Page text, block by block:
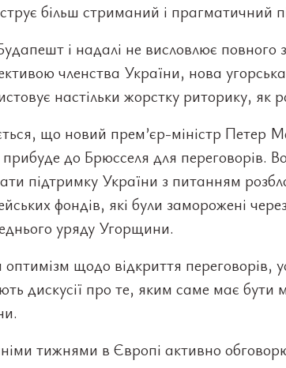
більш стриманий і прагматичний
і надалі не висловлює повного
членства України, нова
настільки жорстку риторику, як
що новий прем’єр-міністр Петер
до Брюсселя для переговорів.
підтримку України з питанням
фондів, які були заморожені
уряду Угорщини.
щодо відкриття переговорів,
дискусії про те, яким саме має бути
тижнями в Європі активно